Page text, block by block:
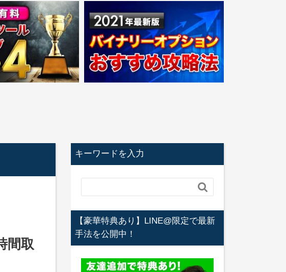
間取
キーワードを入力

【豪華特典あり】LINE@限定で最新
手法を公開中！